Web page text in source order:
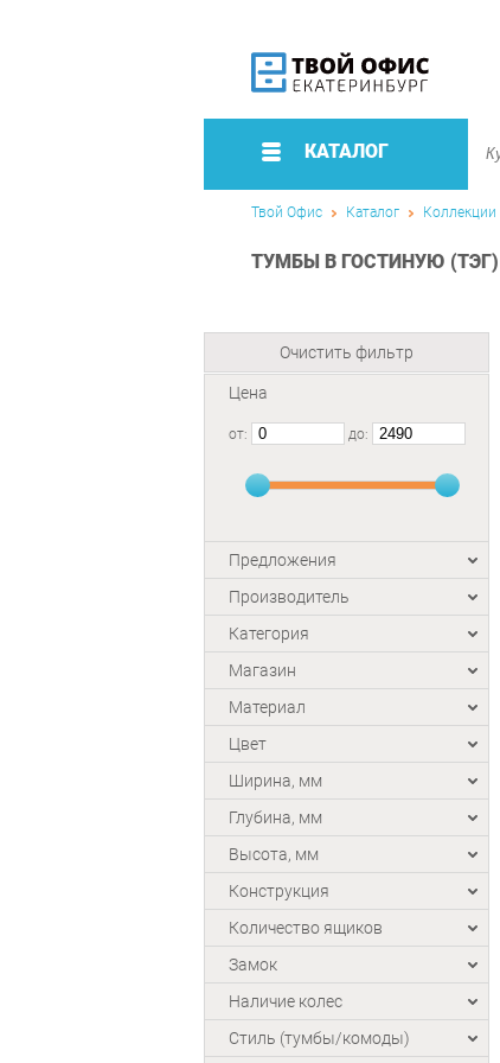
КАТАЛОГ
Твой Офис Каталог Коллекции
ТУМБЫ В ГОСТИНУЮ (ТЭГ)
Очистить фильтр
Цена
от: до:
Предложения
Производитель
Категория
Магазин
Материал
Цвет
Ширина, мм
Глубина, мм
Высота, мм
Конструкция
Количество ящиков
Замок
Наличие колес
Стиль (тумбы/комоды)